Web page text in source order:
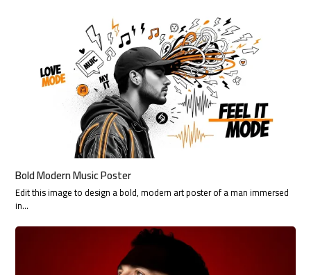
Bold Modern Music Poster
Edit this image to design a bold, modern art poster of a man immersed
in…